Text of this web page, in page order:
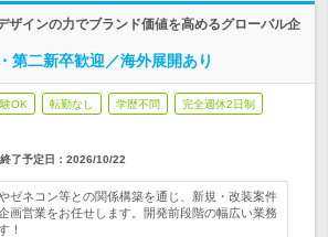
ザインの力でブランド価値を高めるグローバル企
第二新卒歓迎／海外展開あり
OK 転勤なし 学歴不問 完全週休2日制
終了予定日： 2026/10/22
ゼネコン等との関係構築を通じ、新規・改装案件
画営業をお任せします。開発前段階の幅広い業務
！